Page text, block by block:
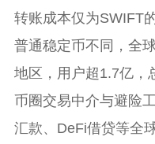
转账成本仅为SWIFT
普通稳定币不同，全
地区，用户超1.7亿，
币圈交易中介与避险
汇款、DeFi借贷等全